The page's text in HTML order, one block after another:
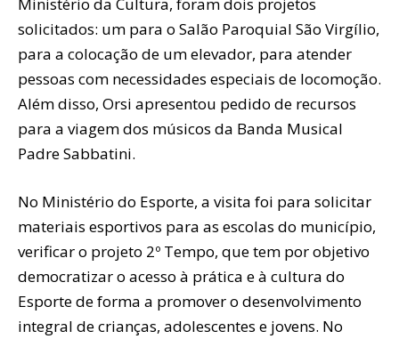
solicitados: um para o Salão Paroquial São Virgílio,
para a colocação de um elevador, para atender
pessoas com necessidades especiais de locomoção.
Além disso, Orsi apresentou pedido de recursos
para a viagem dos músicos da Banda Musical
Padre Sabbatini.
No Ministério do Esporte, a visita foi para solicitar
materiais esportivos para as escolas do município,
verificar o projeto 2º Tempo, que tem por objetivo
democratizar o acesso à prática e à cultura do
Esporte de forma a promover o desenvolvimento
integral de crianças, adolescentes e jovens. No